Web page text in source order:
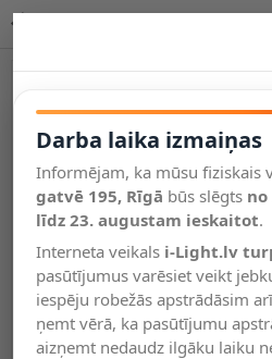
Salīdzināt
Vēlmju
saraksts
Valodas
Darba laika izmaiņas
Informējam, ka mūsu fiziskais
gatvē 195, Rīgā būs slēgts no
līdz 23. augustam ieskaitot.
Interneta veikals i-Light.lv
pasūtījumus varēsiet veikt
iespēju robežās apstrādāsim
ņemt vērā, ka pasūtījumu
aizņemt nedaudz ilgāku laiku